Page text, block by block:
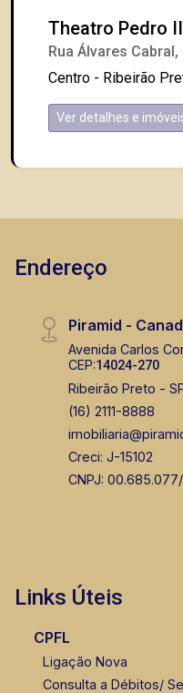
Theatro Pedro II
Rua Álvares Cabral,
Centro - Ribeirão
Ver detalhes e
Endereço
Piramid -
Avenida Carlos
CEP:14024-270
Ribeirão Preto -
(16) 2111-8888
Creci: J-15102
CNPJ:
Links Úteis
CPFL
Ligação Nova
Consulta a Débitos/